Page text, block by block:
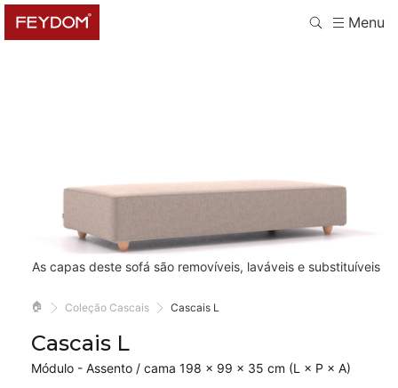
Menu
As capas deste sofá são removíveis, laváveis e substituíveis
🏠 Coleção Cascais Cascais L
Cascais L
Módulo - Assento / cama 198 × 99 × 35 cm (L × P × A)